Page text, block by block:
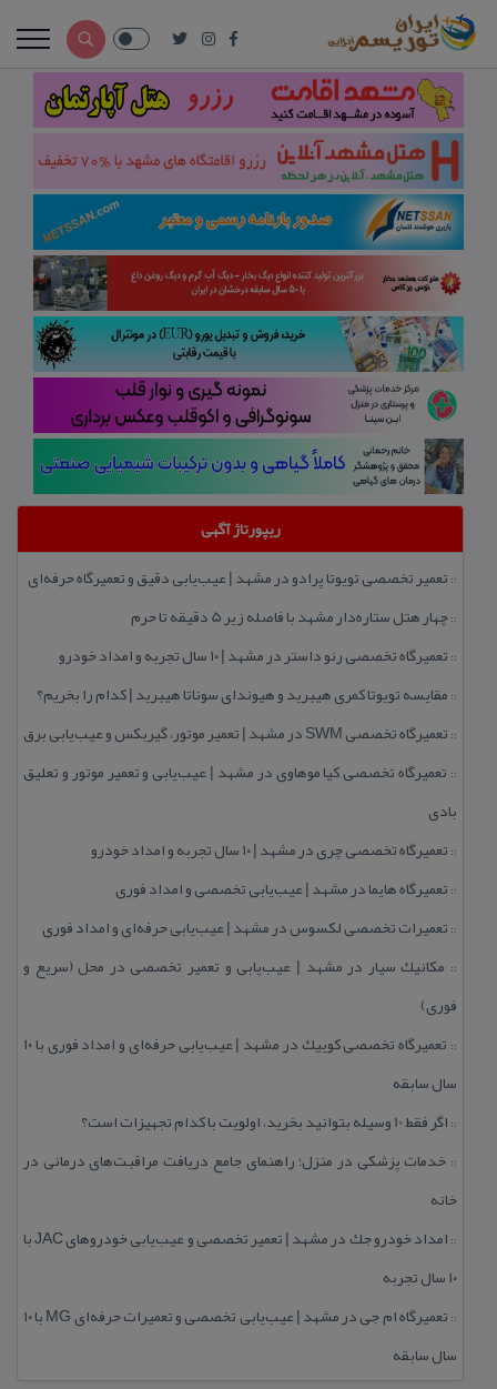
ریپورتاژ آگهی
:: تعمیر تخصصی تویوتا پرادو در مشهد | عیب‌یابی دقیق و تعمیرگاه حرفه‌ای
::چهار هتل‌ ستاره‌دار مشهد با فاصله زیر 5 دقیقه تا حرم
:: تعمیرگاه تخصصی رنو داستر در مشهد | ۱۰ سال تجربه و امداد خودرو
:: مقایسه تویوتا كمری هیبرید و هیوندای سوناتا هیبرید | كدام را بخریم؟
:: تعمیرگاه تخصصی SWM در مشهد | تعمیر موتور، گیربكس و عیب‌یابی برق
:: تعمیرگاه تخصصی كیا موهاوی در مشهد | عیب‌یابی و تعمیر موتور و تعلیق
بادی
:: تعمیرگاه تخصصی چری در مشهد | ۱۰ سال تجربه و امداد خودرو
:: تعمیرگاه هایما در مشهد | عیب‌یابی تخصصی و امداد فوری
:: تعمیرات تخصصی لكسوس در مشهد | عیب‌یابی حرفه‌ای و امداد فوری
:: مكانیك سیار در مشهد | عیب‌یابی و تعمیر تخصصی در محل (سریع و
فوری)
::
تعمیرگاه تخصصی كوییك در مشهد | عیب‌یابی حرفه‌ای و امداد فوری با ۱۰
سال سابقه
:: اگر فقط 10 وسیله بتوانید بخرید، اولویت با كدام تجهیزات است؟
:: خدمات پزشكی در منزل؛ راهنمای جامع دریافت مراقبت‌های درمانی در
خانه
::
امداد خودرو جك در مشهد | تعمیر تخصصی و عیب‌یابی خودروهای JAC با
۱۰ سال تجربه
::
تعمیرگاه ام جی در مشهد | عیب‌یابی تخصصی و تعمیرات حرفه‌ای MG با ۱۰
سال سابقه